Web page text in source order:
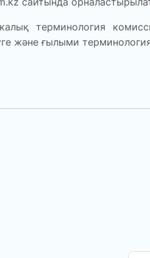
терминология
және ғылыми